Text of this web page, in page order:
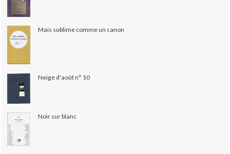
Mais sublime comme un canon
Neige d'août n° 10
Noir sur blanc